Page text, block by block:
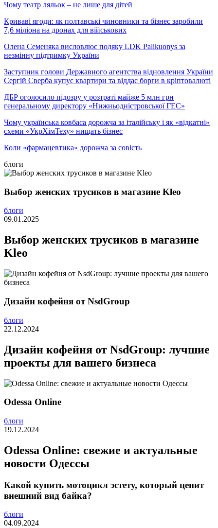
Чому театр ляльок – не лише для дітей
Криваві ягоди: як полтавські чиновники та бізнес заробили
7,6 міліона на дронах для військових
Олена Семеняка висловлює подяку LDK Palikuonys за
незмінну підтримку України
Заступник голови Державного агентства відновлення України
Сергій Сверба купує квартири та віддає борги в кріптовалюті
ДБР оголосило підозру у розтраті майже 5 млн грн
генеральному директору «Нижньодністровської ГЕС»
Чому українська ковбаса дорожча за італійську і як «відкатні»
схеми «УкрХімТеху» нищать бізнес
Коли «фармацевтика» дорожча за совість
блоги
Выбор женских трусиков в магазине Kleo
блоги
09.01.2025
Выбор женских трусиков в магазине
Kleo
Дизайн кофейня от NsdGroup
блоги
22.12.2024
Дизайн кофейня от NsdGroup: лучшие
проекты для вашего бизнеса
Odessa Online
блоги
19.12.2024
Odessa Online: свежие и актуальные
новости Одессы
Какой купить мотоцикл эстету, который ценит
внешний вид байка?
блоги
04.09.2024